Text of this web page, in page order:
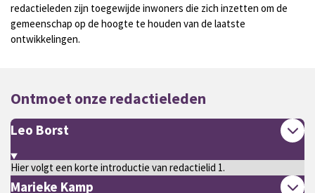
redactieleden zijn toegewijde inwoners die zich inzetten om de
gemeenschap op de hoogte te houden van de laatste
ontwikkelingen.
Ontmoet onze redactieleden
Leo Borst
Hier volgt een korte introductie van redactielid 1.
Marieke Kamp